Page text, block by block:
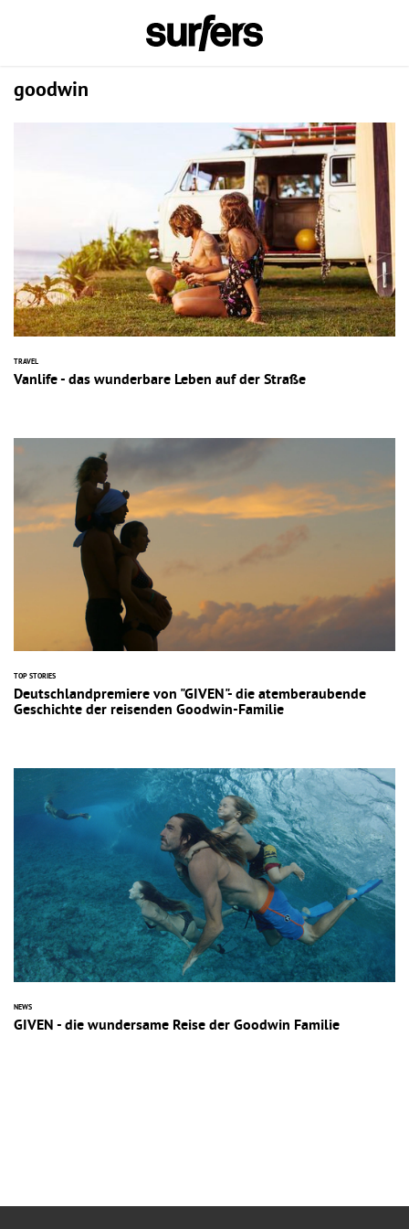
goodwin
TRAVEL
Vanlife - das wunderbare Leben auf der Straße
TOP STORIES
Deutschlandpremiere von "GIVEN"- die atemberaubende
Geschichte der reisenden Goodwin-Familie
NEWS
GIVEN - die wundersame Reise der Goodwin Familie